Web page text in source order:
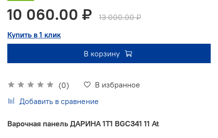
(0)
В избранное
Добавить в сравнение
10 060.00 ₽
13 000.00 ₽
Купить в 1 клик
В корзину
Варочная панель ДАРИНА 1T1 BGC341 11 At